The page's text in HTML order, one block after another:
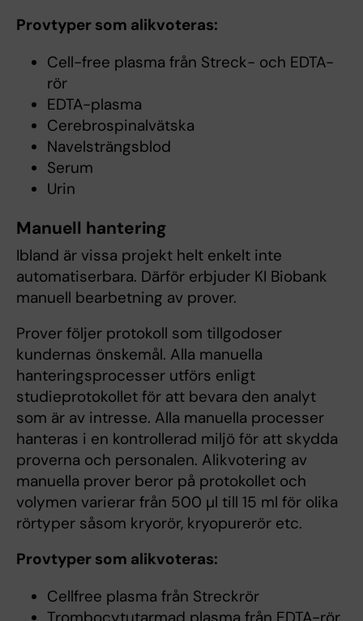
Provtyper som alikvoteras:
Cell-free plasma från Streck- och EDTA-
rör
EDTA-plasma
Cerebrospinalvätska
Navelsträngsblod
Serum
Urin
Manuell hantering
Ibland är vissa projekt helt enkelt inte
automatiserbara. Därför erbjuder KI Biobank
manuell bearbetning av prover.
Prover följer protokoll som tillgodoser
kundernas önskemål. Alla manuella
hanteringsprocesser utförs enligt
studieprotokollet för att bevara den analyt
som är av intresse. Alla manuella processer
hanteras i en kontrollerad miljö för att skydda
proverna och personalen. Alikvotering av
manuella prover beror på protokollet och
volymen varierar från 500 µl till 15 ml för olika
rörtyper såsom kryorör, kryopurerör etc.
Provtyper som alikvoteras:
Cellfree plasma från Streckrör